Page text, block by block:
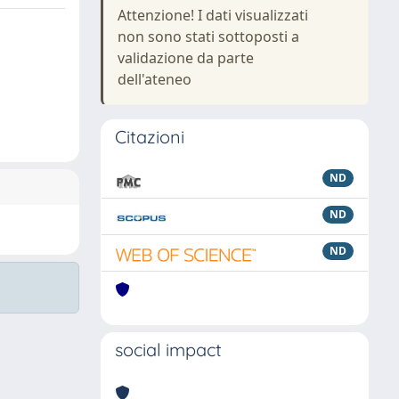
Attenzione! I dati visualizzati
non sono stati sottoposti a
validazione da parte
dell'ateneo
Citazioni
ND
ND
ND
social impact